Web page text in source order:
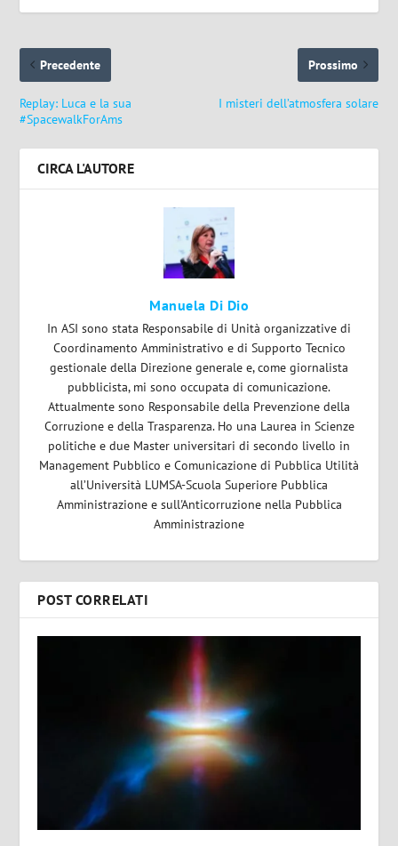
Precedente
Replay: Luca e la sua
#SpacewalkForAms
Prossimo
I misteri dell’atmosfera solare
CIRCA L'AUTORE
Manuela Di Dio
In ASI sono stata Responsabile di Unità organizzative di
Coordinamento Amministrativo e di Supporto Tecnico
gestionale della Direzione generale e, come giornalista
pubblicista, mi sono occupata di comunicazione.
Attualmente sono Responsabile della Prevenzione della
Corruzione e della Trasparenza. Ho una Laurea in Scienze
politiche e due Master universitari di secondo livello in
Management Pubblico e Comunicazione di Pubblica Utilità
all’Università LUMSA-Scuola Superiore Pubblica
Amministrazione e sull'Anticorruzione nella Pubblica
Amministrazione
POST CORRELATI